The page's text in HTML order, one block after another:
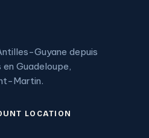
Guyane depuis
Guadeloupe,
Martin.
LOCATION